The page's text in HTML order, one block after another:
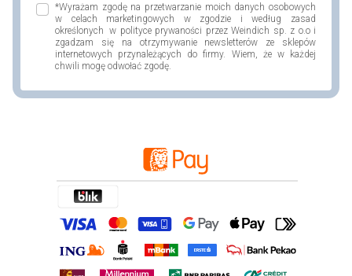
*Wyrażam zgodę na przetwarzanie moich danych osobowych
w celach marketingowych w zgodzie i według zasad
określonych w polityce prywaności przez Weindich sp. z o.o i
zgadzam się na otrzymywanie newsletterów ze sklepów
internetowych przynależących do firmy. Wiem, że w każdej
chwili mogę odwołać zgodę.